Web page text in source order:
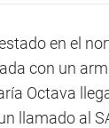
en el
con un
Octava
llamado al